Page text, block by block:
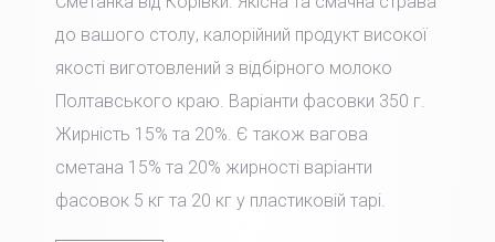
до вашого столу, калорійний продукт високої
якості виготовлений з відбірного молоко
Полтавського краю. Варіанти фасовки 350 г.
Жирність 15% та 20%. Є також вагова
сметана 15% та 20% жирності варіанти
фасовок 5 кг та 20 кг у пластиковій тарі.